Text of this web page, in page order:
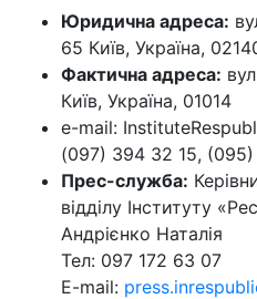
Юридична адреса:
65 Київ, Україна,
Фактична адреса:
Київ, Україна, 01014
e-mail:
(097) 394 32 15,
Прес-служба:
відділу Інституту
Андрієнко Наталія
Тел: 097 172 63 07
E-mail: